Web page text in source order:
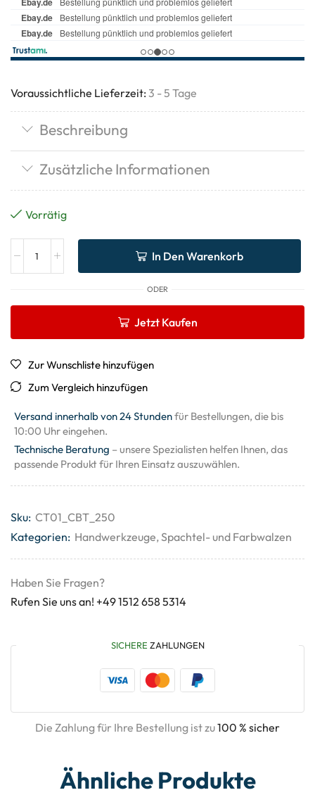
Voraussichtliche Lieferzeit: 3 - 5 Tage
Beschreibung
Zusätzliche Informationen
Vorrätig
In Den Warenkorb
ODER
Jetzt Kaufen
Zur Wunschliste hinzufügen
Zum Vergleich hinzufügen
Versand innerhalb von 24 Stundenfür Bestellungen, die bis
10:00 Uhr eingehen.
Technische Beratung – unsere Spezialisten helfen Ihnen, das
passende Produkt für Ihren Einsatz auszuwählen.
Sku: CT01_CBT_250
Kategorien: Handwerkzeuge, Spachtel- und Farbwalzen
Haben Sie Fragen?
Rufen Sie uns an! +49 1512 658 5314
SICHERE ZAHLUNGEN
Die Zahlung für Ihre Bestellung ist zu100 % sicher
Ähnliche Produkte